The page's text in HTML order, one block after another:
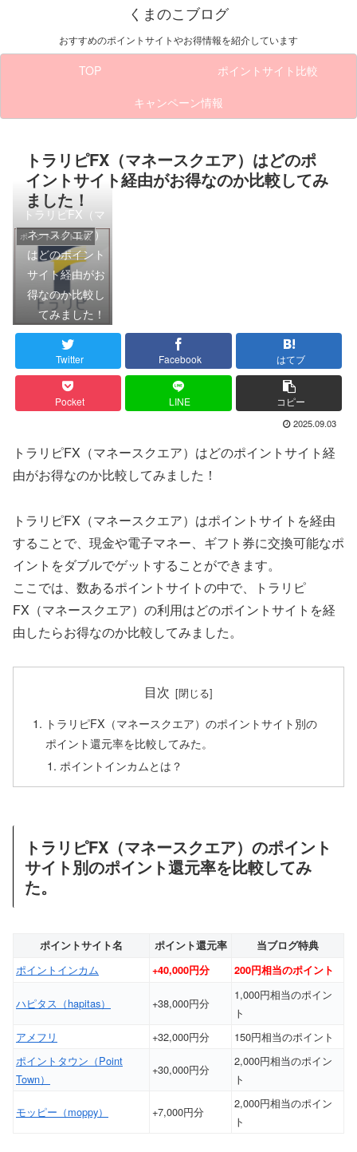
くまのこブログ
おすすめのポイントサイトやお得情報を紹介しています
TOP
ポイントサイト比較
キャンペーン情報
トラリピFX（マネースクエア）はどのポ
イントサイト経由がお得なのか比較してみ
ました！
ポイントサイト比較
トラリピFX（マ
ネースクエア）
はどのポイント
サイト経由がお
得なのか比較し
てみました！
Twitter Facebook はてブ
Pocket LINE コピー
2025.09.03
トラリピFX（マネースクエア）はどのポイントサイト経
由がお得なのか比較してみました！
トラリピFX（マネースクエア）はポイントサイトを経由
することで、現金や電子マネー、ギフト券に交換可能なポ
イントをダブルでゲットすることができます。
ここでは、数あるポイントサイトの中で、トラリピ
FX（マネースクエア）の利用はどのポイントサイトを経
由したらお得なのか比較してみました。
目次
トラリピFX（マネースクエア）のポイントサイト別の
ポイント還元率を比較してみた。
ポイントインカムとは？
トラリピFX（マネースクエア）のポイント
サイト別のポイント還元率を比較してみ
た。
ポイントサイト名 ポイント還元率 当ブログ特典
ポイントインカム +40,000円分 200円相当のポイント
ハピタス（hapitas） +38,000円分
1,000円相当のポイン
ト
アメフリ
+32,000円分
150円相当のポイント
ポイントタウン（Point
Town）
+30,000円分
2,000円相当のポイン
ト
モッピー（moppy） +7,000円分
2,000円相当のポイン
ト